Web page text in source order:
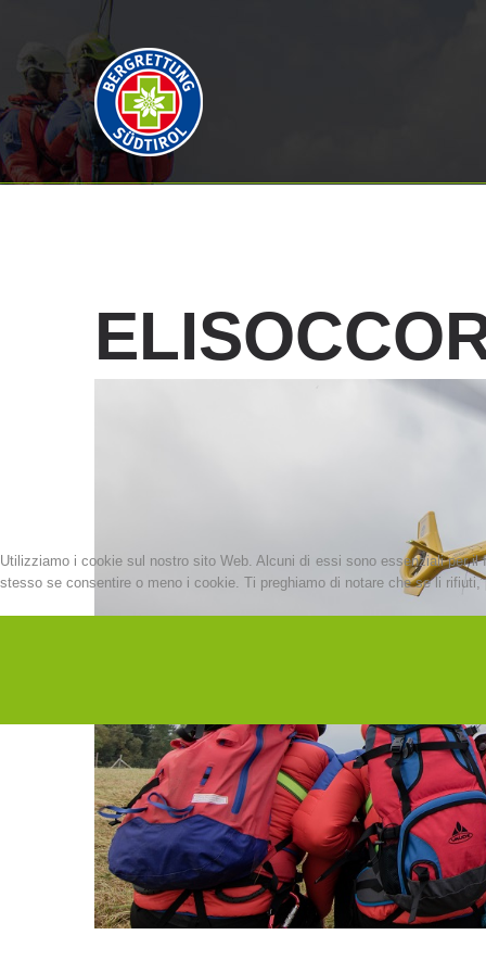
Utilizziamo i cookie sul nostro sito Web. Alcuni di essi sono essenziali per
stesso se consentire o meno i cookie. Ti preghiamo di notare che se li